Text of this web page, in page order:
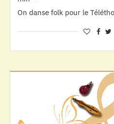
On danse folk pour le